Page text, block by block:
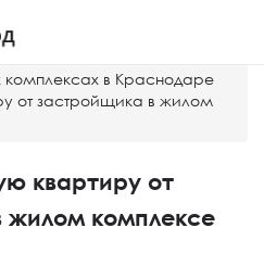
в Краснодаре
от застройщика в жилом
квартиру от
жилом комплексе